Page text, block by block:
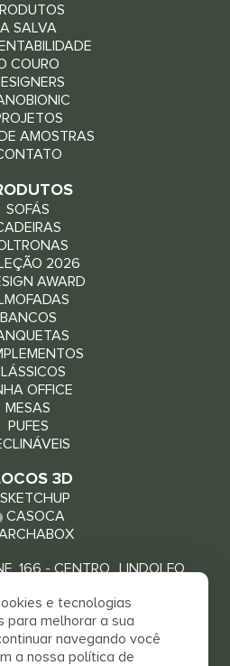
A SALVA
COURO
AMOSTRAS
SOFÁS
2026
AWARD
BANCOS
OFFICE
MESAS
PUFES
3D
SKETCHUP
CASOCA
166 - CENTRO LINDOLFO
CHEGAR
e tecnologias
para melhorar a sua
navegando você
a nossa política de